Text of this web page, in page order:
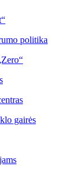
politika
gairės